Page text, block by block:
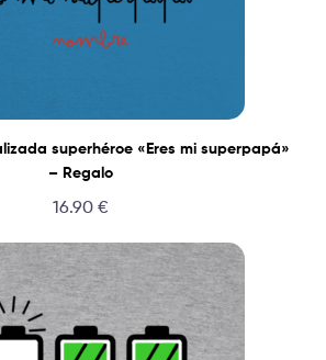
superhéroe «Eres mi superpapá»
– Regalo
16.90 €